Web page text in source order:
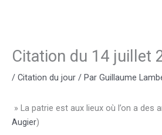
Citation du 14 juillet
/ Citation du jour / Par Guillaume
» La patrie est aux lieux où l’on a des
Augier)